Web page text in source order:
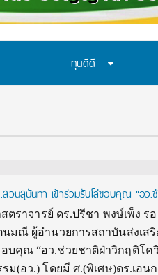
ทุนดีดี
วนสุนันทา เข้าร่วมรับโล่ขอบคุณ “อ
ตราจารย์ ดร.ปรีชา พงษ์เพ็ง
นมณี ผู้อำนวยการสถาบันส่งเ
คุณ “อว.ช่วยชาติฝ่าวิกฤติโควิ
(อว.) โดยมี ศ.(พิเศษ)ดร.เอน